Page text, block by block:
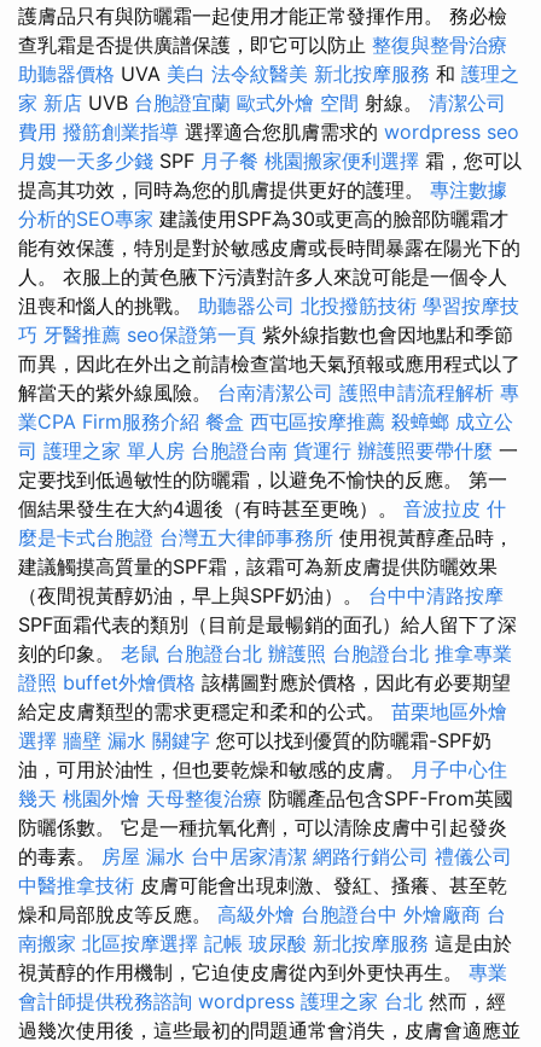
護膚品只有與防曬霜一起使用才能正常發揮作用。 務必檢
查乳霜是否提供廣譜保護，即它可以防止 整復與整骨治療
助聽器價格 UVA 美白 法令紋醫美 新北按摩服務 和 護理之
家 新店 UVB 台胞證宜蘭 歐式外燴 空間 射線。 清潔公司
費用 撥筋創業指導 選擇適合您肌膚需求的 wordpress seo
月嫂一天多少錢 SPF 月子餐 桃園搬家便利選擇 霜，您可以
提高其功效，同時為您的肌膚提供更好的護理。 專注數據
分析的SEO專家 建議使用SPF為30或更高的臉部防曬霜才
能有效保護，特別是對於敏感皮膚或長時間暴露在陽光下的
人。 衣服上的黃色腋下污漬對許多人來說可能是一個令人
沮喪和惱人的挑戰。 助聽器公司 北投撥筋技術 學習按摩技
巧 牙醫推薦 seo保證第一頁 紫外線指數也會因地點和季節
而異，因此在外出之前請檢查當地天氣預報或應用程式以了
解當天的紫外線風險。 台南清潔公司 護照申請流程解析 專
業CPA Firm服務介紹 餐盒 西屯區按摩推薦 殺蟑螂 成立公
司 護理之家 單人房 台胞證台南 貨運行 辦護照要帶什麼 一
定要找到低過敏性的防曬霜，以避免不愉快的反應。 第一
個結果發生在大約4週後（有時甚至更晚）。 音波拉皮 什
麼是卡式台胞證 台灣五大律師事務所 使用視黃醇產品時，
建議觸摸高質量的SPF霜，該霜可為新皮膚提供防曬效果
（夜間視黃醇奶油，早上與SPF奶油）。 台中中清路按摩
SPF面霜代表的類別（目前是最暢銷的面孔）給人留下了深
刻的印象。 老鼠 台胞證台北 辦護照 台胞證台北 推拿專業
證照 buffet外燴價格 該構圖對應於價格，因此有必要期望
給定皮膚類型的需求更穩定和柔和的公式。 苗栗地區外燴
選擇 牆壁 漏水 關鍵字 您可以找到優質的防曬霜-SPF奶
油，可用於油性，但也要乾燥和敏感的皮膚。 月子中心住
幾天 桃園外燴 天母整復治療 防曬產品包含SPF-From英國
防曬係數。 它是一種抗氧化劑，可以清除皮膚中引起發炎
的毒素。 房屋 漏水 台中居家清潔 網路行銷公司 禮儀公司
中醫推拿技術 皮膚可能會出現刺激、發紅、搔癢、甚至乾
燥和局部脫皮等反應。 高級外燴 台胞證台中 外燴廠商 台
南搬家 北區按摩選擇 記帳 玻尿酸 新北按摩服務 這是由於
視黃醇的作用機制，它迫使皮膚從內到外更快再生。 專業
會計師提供稅務諮詢 wordpress 護理之家 台北 然而，經
過幾次使用後，這些最初的問題通常會消失，皮膚會適應並